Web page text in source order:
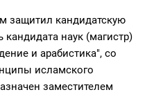
защитил кандидатскую
кандидата наук (магистр)
и арабистика", со
исламского
заместителем